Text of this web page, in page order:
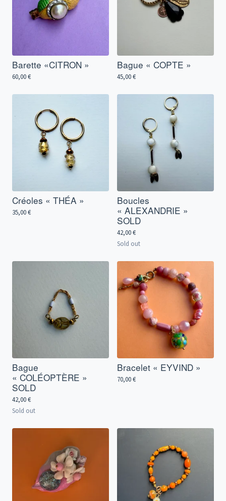
Barette «CITRON »
60,00€
Bague « COPTE »
45,00€
Créoles « THÉA »
35,00€
Boucles
« ALEXANDRIE »
SOLD
42,00€
Sold out
Bague
« COLÉOPTÈRE »
SOLD
42,00€
Sold out
Bracelet « EYVIND »
70,00€